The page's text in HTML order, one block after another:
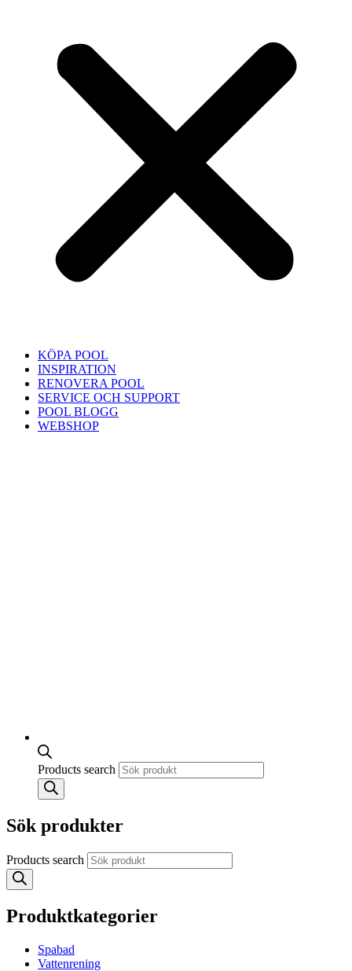
KÖPA POOL
INSPIRATION
RENOVERA POOL
SERVICE OCH SUPPORT
POOL BLOGG
WEBSHOP
Products search
Sök produkter
Products search
Produktkategorier
Spabad
Vattenrening